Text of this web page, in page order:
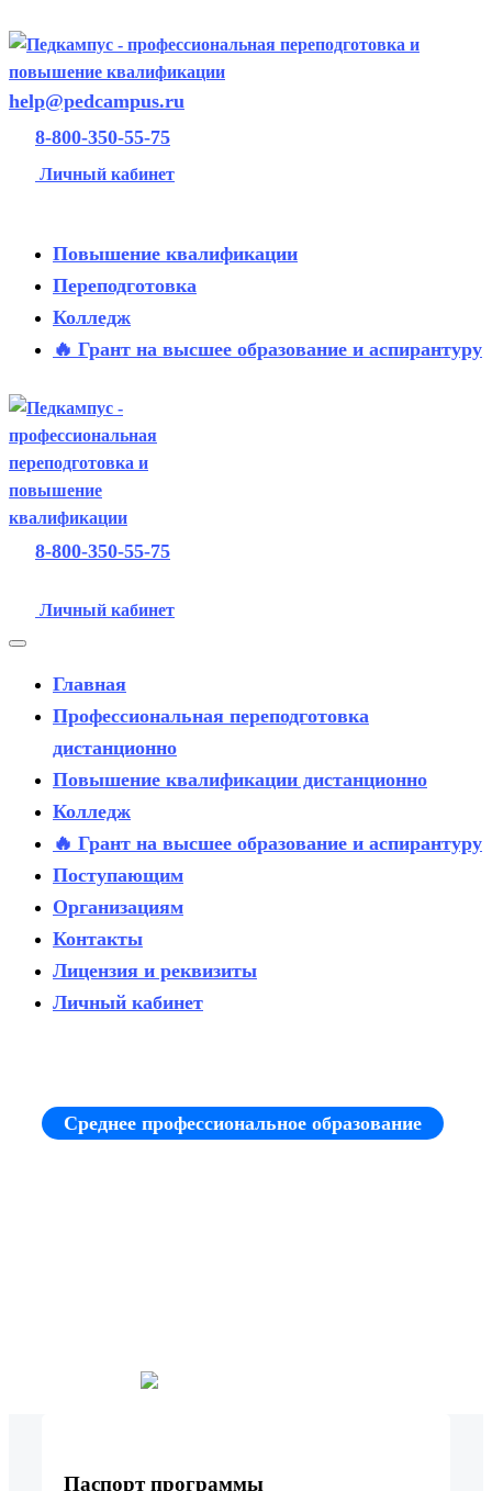
help@pedcampus.ru
8-800-350-55-75
Личный кабинет
Повышение квалификации
Переподготовка
Колледж
🔥 Грант на высшее образование и аспирантуру
8-800-350-55-75
Личный кабинет
Главная
Профессиональная переподготовка
дистанционно
Повышение квалификации дистанционно
Колледж
🔥 Грант на высшее образование и аспирантуру
Поступающим
Организациям
Контакты
Лицензия и реквизиты
Личный кабинет
Среднее профессиональное образование
Паспорт программы